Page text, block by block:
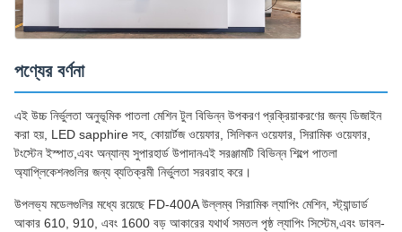
পণ্যের বর্ণনা
এই উচ্চ নির্ভুলতা অনুভূমিক পাতলা মেশিন টুল বিভিন্ন উপকরণ প্রক্রিয়াকরণের জন্য ডিজাইন
করা হয়, LED sapphire সহ, কোয়ার্টজ ওয়েফার, সিলিকন ওয়েফার, সিরামিক ওয়েফার,
টংস্টেন ইস্পাত,এবং অন্যান্য সুপারহার্ড উপাদানএই সরঞ্জামটি বিভিন্ন শিল্পে পাতলা
অ্যাপ্লিকেশনগুলির জন্য ব্যতিক্রমী নির্ভুলতা সরবরাহ করে।
উপলভ্য মডেলগুলির মধ্যে রয়েছে FD-400A উল্লম্ব সিরামিক ল্যাপিং মেশিন, স্ট্যান্ডার্ড
আকার 610, 910, এবং 1600 বড় আকারের যথার্থ সমতল পৃষ্ঠ ল্যাপিং সিস্টেম,এবং ডাবল-